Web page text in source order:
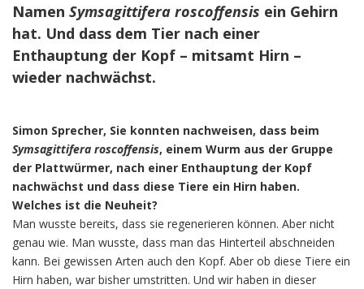
Namen Symsagittifera roscoffensis ein Gehirn
hat. Und dass dem Tier nach einer
Enthauptung der Kopf – mitsamt Hirn –
wieder nachwächst.
Simon Sprecher, Sie konnten nachweisen, dass beim
Symsagittifera roscoffensis, einem Wurm aus der Gruppe
der Plattwürmer, nach einer Enthauptung der Kopf
nachwächst und dass diese Tiere ein Hirn haben.
Welches ist die Neuheit?
Man wusste bereits, dass sie regenerieren können. Aber nicht
genau wie. Man wusste, dass man das Hinterteil abschneiden
kann. Bei gewissen Arten auch den Kopf. Aber ob diese Tiere ein
Hirn haben, war bisher umstritten. Und wir haben in dieser